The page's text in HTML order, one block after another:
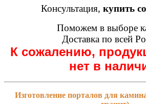
Консультация, купить
Поможем в выборе
Доставка по всей
К сожалению,
нет в
Изготовление порталов для